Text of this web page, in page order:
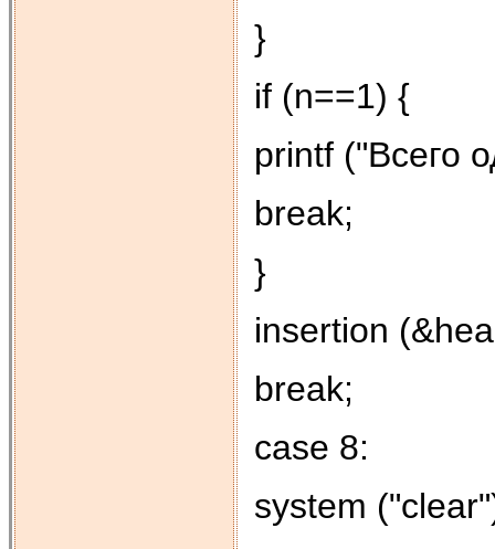
}
if (n==1) {
printf ("Всего
break;
}
insertion
break;
case 8:
system